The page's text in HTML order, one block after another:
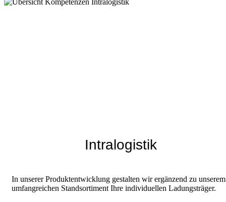
Intralogistik
In unserer Produktentwicklung gestalten wir ergänzend zu unserem
umfangreichen Standsortiment Ihre individuellen Ladungsträger.